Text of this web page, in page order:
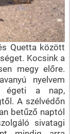
Quetta között
Kocsink a
megy előre.
nyelvem
égeti a nap,
A szélvédőn
betűző naptól
sivatagi